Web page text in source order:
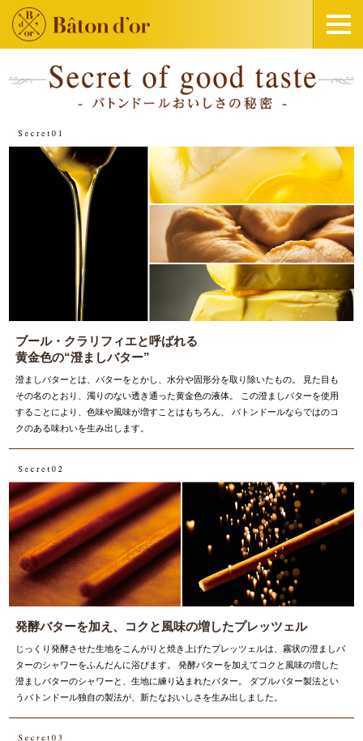
ブール・クラリフィエと呼ばれる
黄金色の“澄ましバター”
澄ましバターとは、バターをとかし、水分や固形分を取り除いたもの。
見た目も
その名のとおり、濁りのない透き通った黄金色の液体。
この澄ましバターを使用
することにより、色味や風味が増すことはもちろん、
バトンドールならではのコ
クのある味わいを生み出します。
発酵バターを加え、コクと風味の増したプレッツェル
じっくり発酵させた生地をこんがりと焼き上げたプレッツェルは、霧状の澄ましバ
ターのシャワーをふんだんに浴びます。
発酵バターを加えてコクと風味の増した
澄ましバターのシャワーと、生地に練り込まれたバター。
ダブルバター製法とい
うバトンドール独自の製法が、新たなおいしさを生み出しました。